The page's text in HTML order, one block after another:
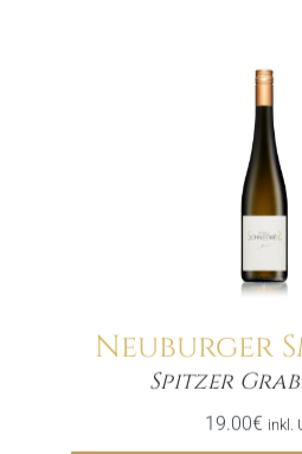
Neuburger
Spitzer
19.00€ inkl.